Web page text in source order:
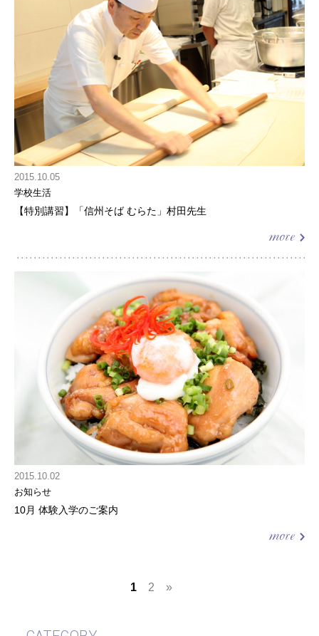
2015.10.05
学校生活
【特別講習】「信州そば むらた」村田先生
2015.10.02
お知らせ
10月 体験入学のご案内
1 2 »